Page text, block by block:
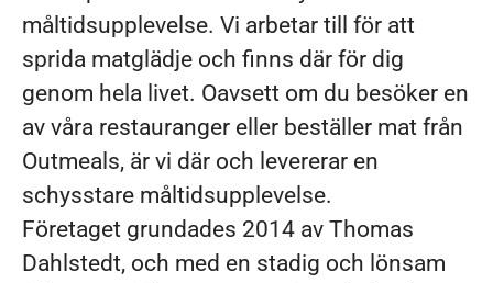
måltidsupplevelse. Vi arbetar till för att
sprida matglädje och finns där för dig
genom hela livet. Oavsett om du besöker en
av våra restauranger eller beställer mat från
Outmeals, är vi där och levererar en
schysstare måltidsupplevelse.
Företaget grundades 2014 av Thomas
Dahlstedt, och med en stadig och lönsam